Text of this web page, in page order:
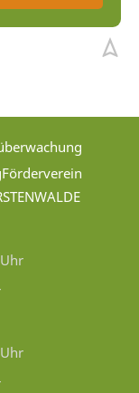
Förderverein